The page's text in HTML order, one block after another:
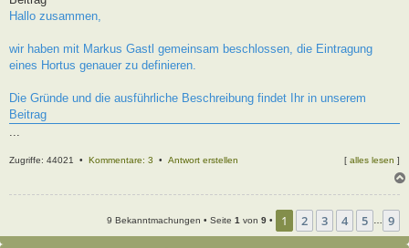
Hallo zusammen,
wir haben mit Markus Gastl gemeinsam beschlossen, die Eintragung
eines Hortus genauer zu definieren.
Die Gründe und die ausführliche Beschreibung findet Ihr in unserem
Beitrag
Zugriffe: 44021 • Kommentare: 3 • Antwort erstellen [ alles lesen ]
9 Bekanntmachungen • Seite 1 von 9 • 1 2 3 4 5 … 9